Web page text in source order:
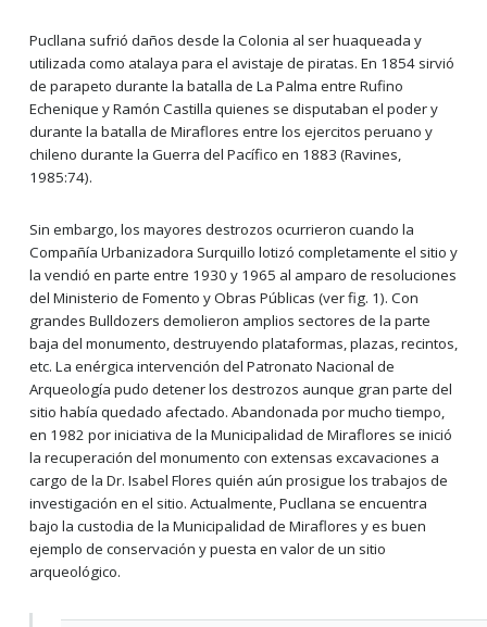
Pucllana sufrió daños desde la Colonia al ser huaqueada y
utilizada como atalaya para el avistaje de piratas. En 1854 sirvió
de parapeto durante la batalla de La Palma entre Rufino
Echenique y Ramón Castilla quienes se disputaban el poder y
durante la batalla de Miraflores entre los ejercitos peruano y
chileno durante la Guerra del Pacífico en 1883 (Ravines,
1985:74).
Sin embargo, los mayores destrozos ocurrieron cuando la
Compañía Urbanizadora Surquillo lotizó completamente el sitio y
la vendió en parte entre 1930 y 1965 al amparo de resoluciones
del Ministerio de Fomento y Obras Públicas (ver fig. 1). Con
grandes Bulldozers demolieron amplios sectores de la parte
baja del monumento, destruyendo plataformas, plazas, recintos,
etc. La enérgica intervención del Patronato Nacional de
Arqueología pudo detener los destrozos aunque gran parte del
sitio había quedado afectado. Abandonada por mucho tiempo,
en 1982 por iniciativa de la Municipalidad de Miraflores se inició
la recuperación del monumento con extensas excavaciones a
cargo de la Dr. Isabel Flores quién aún prosigue los trabajos de
investigación en el sitio. Actualmente, Pucllana se encuentra
bajo la custodia de la Municipalidad de Miraflores y es buen
ejemplo de conservación y puesta en valor de un sitio
arqueológico.